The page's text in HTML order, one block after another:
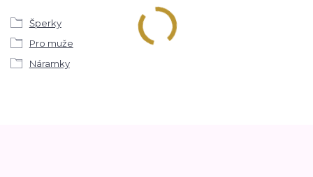
Šperky
Pro muže
Náramky